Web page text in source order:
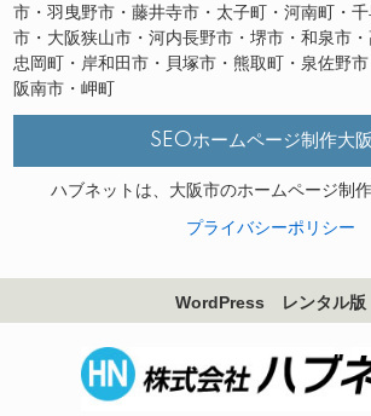
市・羽曳野市・藤井寺市・太子町・河南町・
市・大阪狭山市・河内長野市・堺市・和泉市・
忠岡町・岸和田市・貝塚市・熊取町・泉佐野市
阪南市・岬町
SEOホームページ制作大
ハブネットは、大阪市のホームページ制作
プライバシーポリシー
WordPress レンタル版